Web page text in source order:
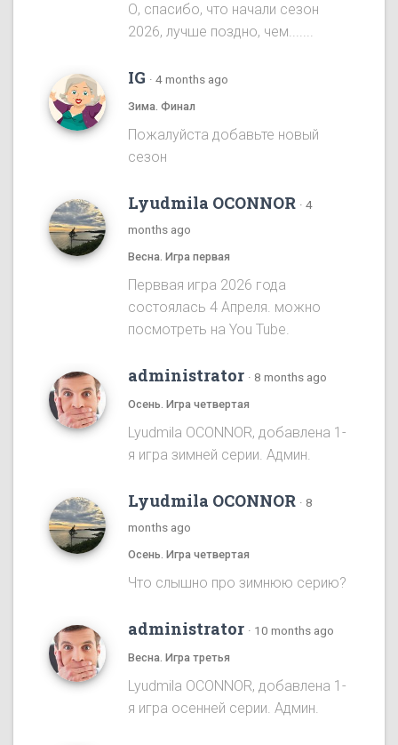
О, спасибо, что начали сезон
2026, лучше поздно, чем.......
IG · 4 months ago
Зима. Финал
Пожалуйста добавьте новый
сезон
Lyudmila OCONNOR · 4
months ago
Весна. Игра первая
Перввая игра 2026 года
состоялась 4 Апреля. можно
посмотреть на You Tube.
administrator · 8 months ago
Осень. Игра четвертая
Lyudmila OCONNOR, добавлена 1-
я игра зимней серии. Админ.
Lyudmila OCONNOR · 8
months ago
Осень. Игра четвертая
Что слышно про зимнюю серию?
administrator · 10 months ago
Весна. Игра третья
Lyudmila OCONNOR, добавлена 1-
я игра осенней серии. Админ.